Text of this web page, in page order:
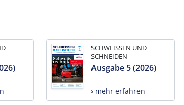
SCHWEISSEN UND
SCHNEIDEN
Ausgabe 5 (2026)
› mehr erfahren